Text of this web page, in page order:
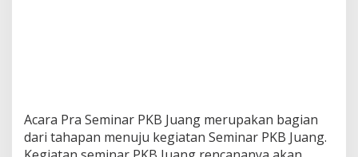
Acara Pra Seminar PKB Juang merupakan bagian
dari tahapan menuju kegiatan Seminar PKB Juang.